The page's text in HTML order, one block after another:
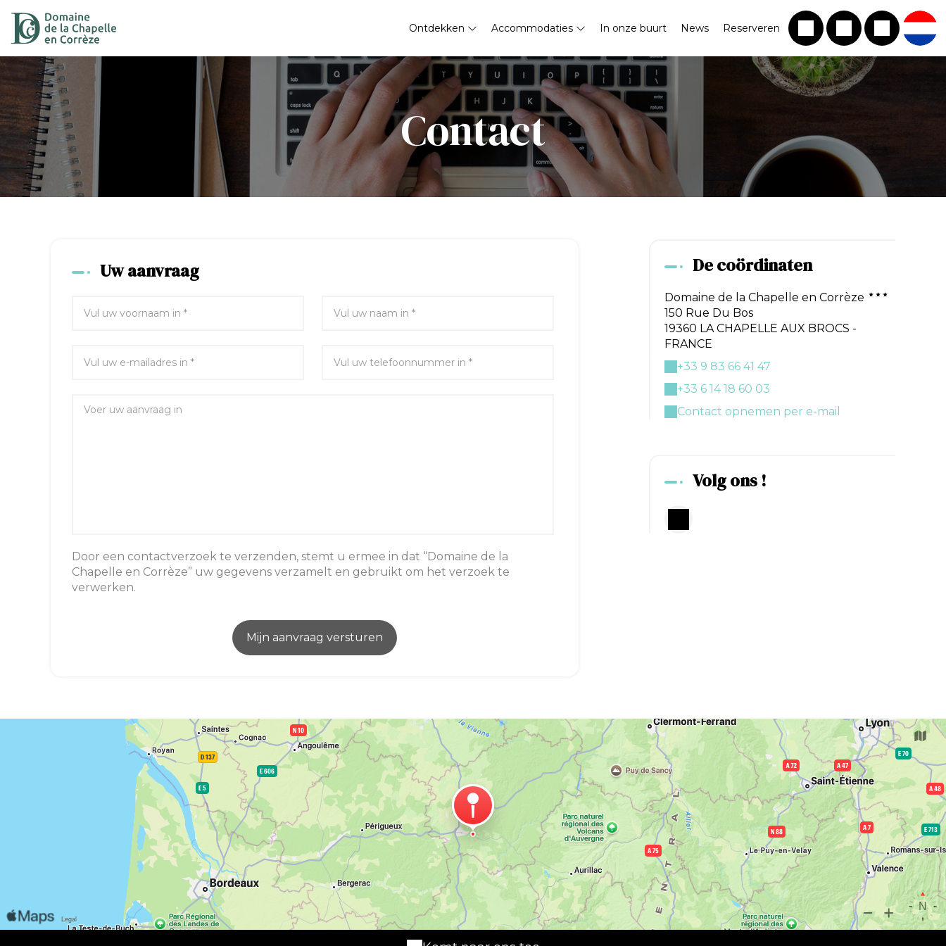
Ontdekken Accommodaties In onze buurt News Reserveren
Contact
Uw aanvraag
Door een contactverzoek te verzenden, stemt u ermee in dat “Domaine de la
Chapelle en Corrèze” uw gegevens verzamelt en gebruikt om het verzoek te
verwerken.
De coördinaten
Domaine de la Chapelle en Corrèze
150 Rue Du Bos
19360 LA CHAPELLE AUX BROCS -
FRANCE
+33 9 83 66 41 47
+33 6 14 18 60 03
Contact opnemen per e-mail
Volg ons !